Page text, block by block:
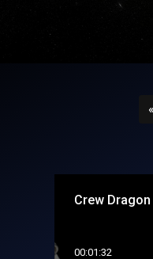
«
Crew
00:01:32